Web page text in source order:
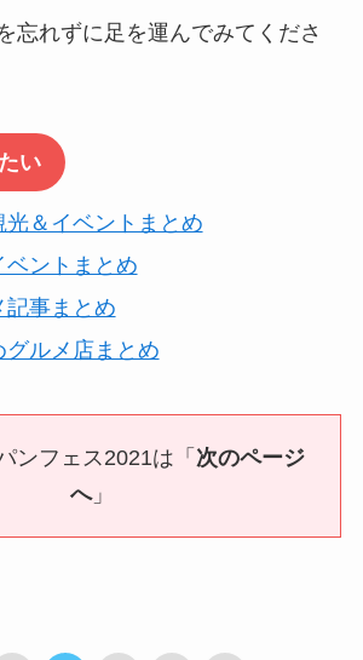
忘れずに足を運んでみてくださ
い
＆イベントまとめ
ントまとめ
記事まとめ
ルメ店まとめ
ンフェス2021は「 次のページ
へ」